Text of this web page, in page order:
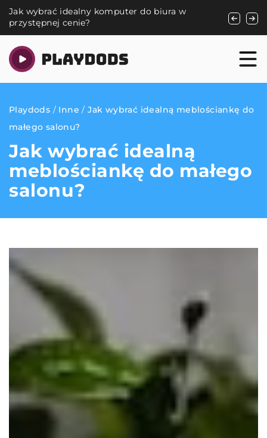
do biura w
Jakie korzyści niesie ze sobą
wartościowych przedmiotów w
Playdods / Inne /Jak wybrać idealną meblościankę do
małego salonu?
Jak wybrać idealną
meblościankę do małego
salonu?